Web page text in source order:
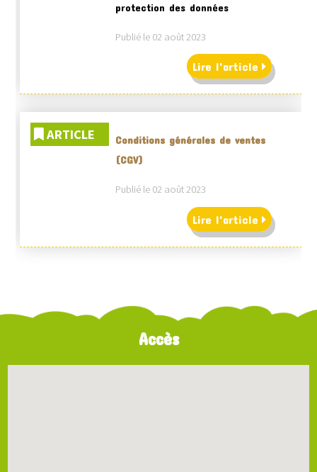
protection des données
Publié le 02 août 2023
Lire l'article
ARTICLE
Conditions générales de ventes
(CGV)
Publié le 02 août 2023
Lire l'article
Accès